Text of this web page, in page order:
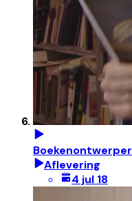
Boekenontwerper
Aflevering
4 jul 18